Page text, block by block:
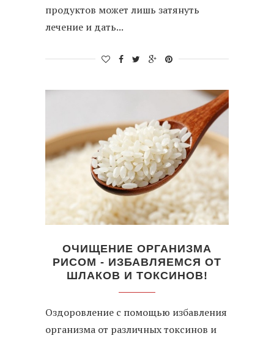
продуктов может лишь затянуть
лечение и дать...
ОЧИЩЕНИЕ ОРГАНИЗМА
РИСОМ - ИЗБАВЛЯЕМСЯ ОТ
ШЛАКОВ И ТОКСИНОВ!
Оздоровление с помощью избавления
организма от различных токсинов и